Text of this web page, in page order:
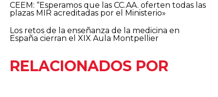
CEEM: “Esperamos que las CC.AA. oferten todas las
plazas MIR acreditadas por el Ministerio»
Los retos de la enseñanza de la medicina en
España cierran el XIX Aula Montpellier
RELACIONADOS POR